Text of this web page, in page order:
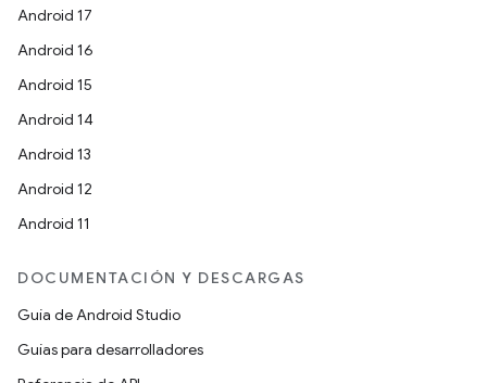
Android 17
Android 16
Android 15
Android 14
Android 13
Android 12
Android 11
DOCUMENTACIÓN Y DESCARGAS
Guía de Android Studio
Guías para desarrolladores